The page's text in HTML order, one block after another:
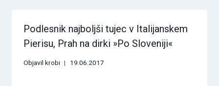
Podlesnik najboljši tujec v Italijanskem
Pierisu, Prah na dirki »Po Sloveniji«
Objavil krobi 19.06.2017